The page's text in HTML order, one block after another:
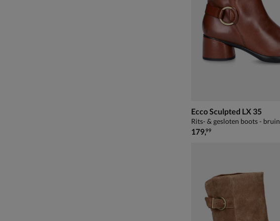
Ecco Sculpted LX 35
Rits- & gesloten boots - bruin
€ 179,99
179,99